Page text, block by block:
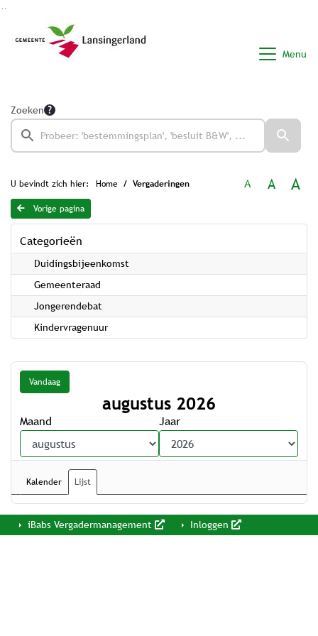
Menu
Zoeken
U bevindt zich hier: Home Vergaderingen A A A
Vorige pagina
Categorieën
Duidingsbijeenkomst
Gemeenteraad
Jongerendebat
Kindervragenuur
Vandaag
augustus 2026
Maand Jaar
Kalender Lijst
iBabs Vergadermanagement Inloggen